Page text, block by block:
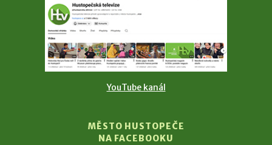
YouTube kanál
MĚSTO HUSTOPEČE
NA FACEBOOKU